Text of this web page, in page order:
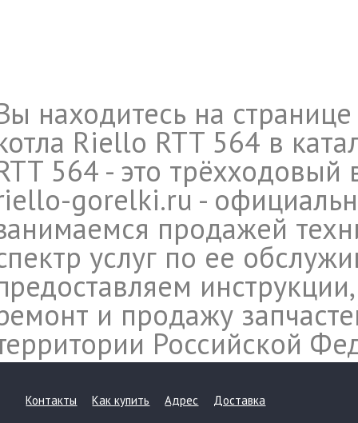
находитесь на
Riello RTT 564 в
564 - это трёхходовый
gorelki.ru -
продажей
услуг по ее
и продажу
Российской
Контакты Как купить Адрес Доставка